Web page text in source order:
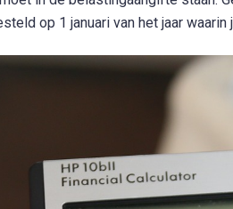
op 1 januari van het jaar waarin